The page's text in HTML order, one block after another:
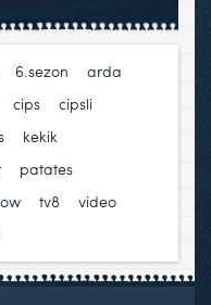
6.sezon
arda
cips
cipsli
kekik
patates
tv8 video